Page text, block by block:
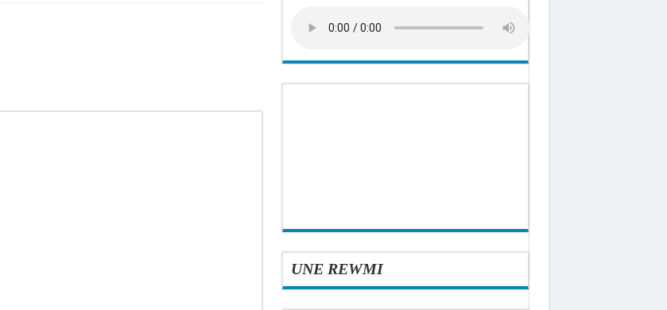
UNE REWMI